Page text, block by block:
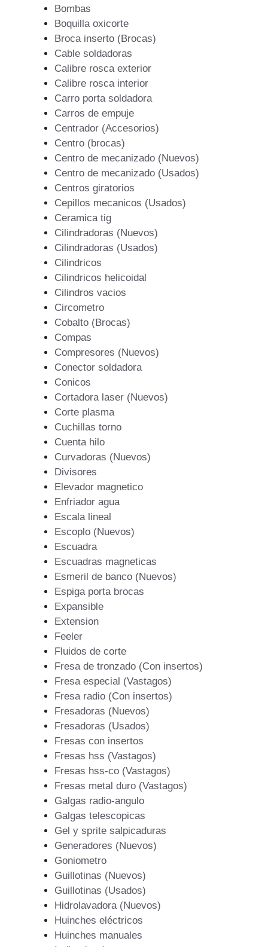
Bombas
Boquilla oxicorte
Broca inserto (Brocas)
Cable soldadoras
Calibre rosca exterior
Calibre rosca interior
Carro porta soldadora
Carros de empuje
Centrador (Accesorios)
Centro (brocas)
Centro de mecanizado (Nuevos)
Centro de mecanizado (Usados)
Centros giratorios
Cepillos mecanicos (Usados)
Ceramica tig
Cilindradoras (Nuevos)
Cilindradoras (Usados)
Cilindricos
Cilindricos helicoidal
Cilindros vacios
Circometro
Cobalto (Brocas)
Compas
Compresores (Nuevos)
Conector soldadora
Conicos
Cortadora laser (Nuevos)
Corte plasma
Cuchillas torno
Cuenta hilo
Curvadoras (Nuevos)
Divisores
Elevador magnetico
Enfriador agua
Escala lineal
Escoplo (Nuevos)
Escuadra
Escuadras magneticas
Esmeril de banco (Nuevos)
Espiga porta brocas
Expansible
Extension
Feeler
Fluidos de corte
Fresa de tronzado (Con insertos)
Fresa especial (Vastagos)
Fresa radio (Con insertos)
Fresadoras (Nuevos)
Fresadoras (Usados)
Fresas con insertos
Fresas hss (Vastagos)
Fresas hss-co (Vastagos)
Fresas metal duro (Vastagos)
Galgas radio-angulo
Galgas telescopicas
Gel y sprite salpicaduras
Generadores (Nuevos)
Goniometro
Guillotinas (Nuevos)
Guillotinas (Usados)
Hidrolavadora (Nuevos)
Huinches eléctricos
Huinches manuales